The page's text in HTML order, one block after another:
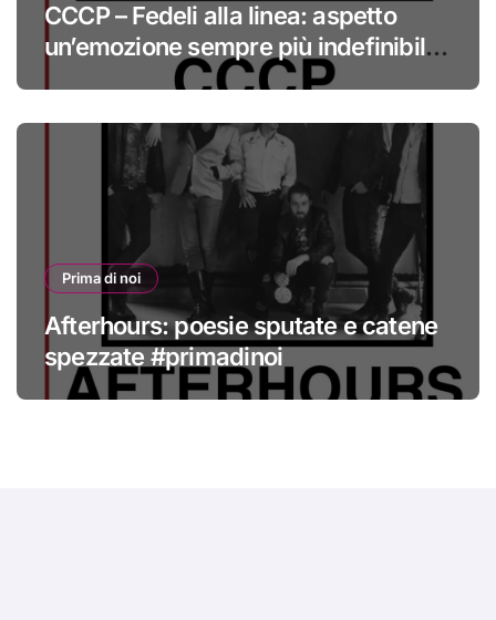
CCCP – Fedeli alla linea: aspetto
un’emozione sempre più indefinibile
#primadinoi
Prima di noi
Afterhours: poesie sputate e catene
spezzate #primadinoi